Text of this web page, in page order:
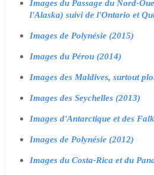
Images du Passage du Nord-
l'Alaska) suivi de l'Ontario et
Images de Polynésie (2015)
Images du Pérou (2014)
Images des Maldives, surtout
Images des Seychelles (2013)
Images d'Antarctique et des
Images de Polynésie (2012)
Images du Costa-Rica et du